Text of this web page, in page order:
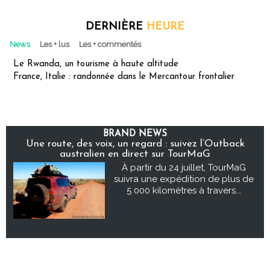
DERNIÈRE HEURE
News Les + lus Les + commentés
Le Rwanda, un tourisme à haute altitude
France, Italie : randonnée dans le Mercantour frontalier
BRAND NEWS
Une route, des voix, un regard : suivez l’Outback
australien en direct sur TourMaG
À partir du 24 juillet, TourMaG
suivra une expédition de plus de
5 000 kilomètres à travers...